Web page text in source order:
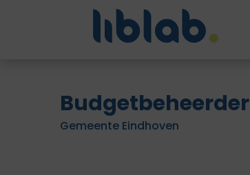
Budgetbeheerder
Gemeente Eindhoven